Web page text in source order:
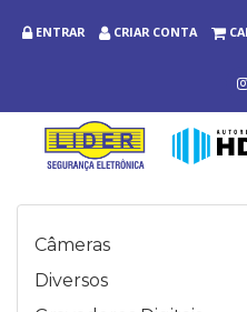
ENTRAR CRIAR CONTA
Câmeras
Diversos